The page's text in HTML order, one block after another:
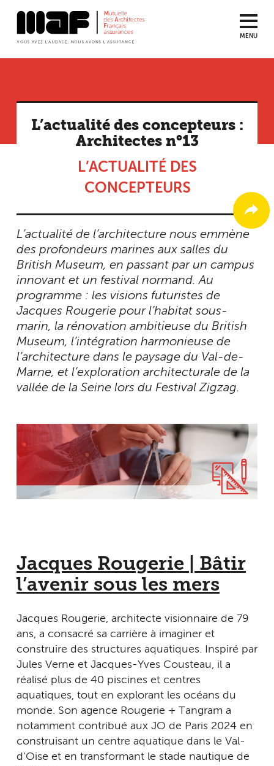
MENU
L’actualité des concepteurs :
Architectes n°13
L’ACTUALITÉ DES
CONCEPTEURS
L’actualité de l’architecture nous emmène
des profondeurs marines aux salles du
British Museum, en passant par un campus
innovant et un festival normand. Au
programme : les visions futuristes de
Jacques Rougerie pour l’habitat sous-
marin, la rénovation ambitieuse du British
Museum, l’intégration harmonieuse de
l’architecture dans le paysage du Val-de-
Marne, et l’exploration architecturale de la
vallée de la Seine lors du Festival Zigzag.
Jacques Rougerie | Bâtir
l’avenir sous les mers
Jacques Rougerie, architecte visionnaire de 79
ans, a consacré sa carrière à imaginer et
construire des structures aquatiques. Inspiré par
Jules Verne et Jacques-Yves Cousteau, il a
réalisé plus de 40 piscines et centres
aquatiques, tout en explorant les océans du
monde. Son agence Rougerie + Tangram a
notamment contribué aux JO de Paris 2024 en
construisant un centre aquatique dans le Val-
d’Oise et en transformant le stade nautique de